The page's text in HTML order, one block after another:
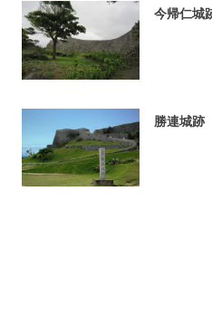
今帰仁城
勝連城跡